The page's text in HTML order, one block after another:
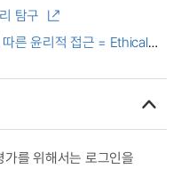
탐구
른 윤리적 접근 = Ethical
를 위해서는 로그인을